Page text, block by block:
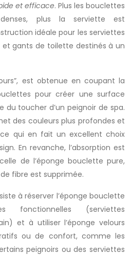
et efficace. Plus les bouclettes
plus la serviette est
idéale pour les serviettes
gants de toilette destinés à un
est obtenue en coupant la
pour créer une surface
du toucher d’un peignoir de spa.
des couleurs plus profondes et
qui en fait un excellent choix
En revanche, l’absorption est
de l’éponge bouclette pure,
fibre est supprimée.
à réserver l’éponge bouclette
fonctionnelles (serviettes
et à utiliser l’éponge velours
ou de confort, comme les
peignoirs ou des serviettes